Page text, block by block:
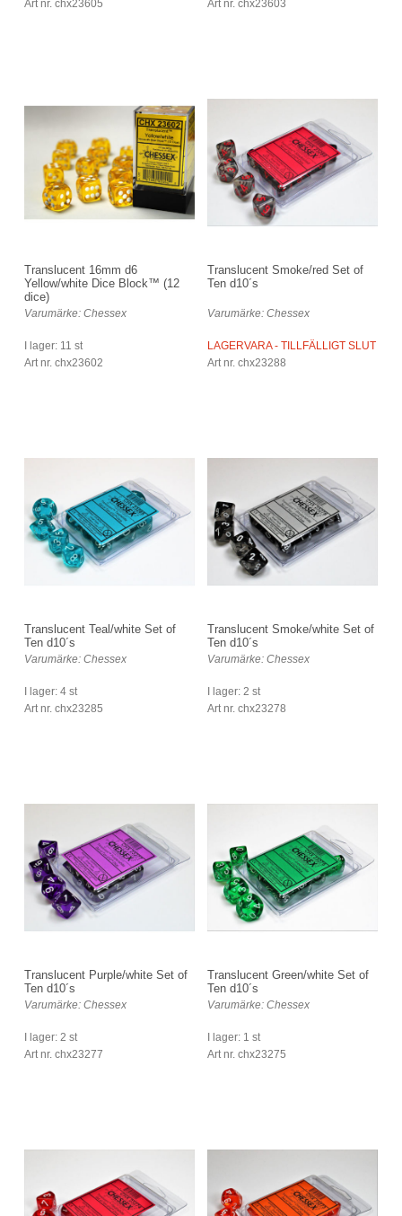
Art nr. chx23605 Art nr. chx23603
Translucent 16mm d6
Yellow/white Dice Block™ (12
dice)
Varumärke: Chessex
I lager: 11 st
Art nr. chx23602
Translucent Smoke/red Set of
Ten d10´s
Varumärke: Chessex
LAGERVARA - TILLFÄLLIGT SLUT
Art nr. chx23288
Translucent Teal/white Set of
Ten d10´s
Varumärke: Chessex
I lager: 4 st
Art nr. chx23285
Translucent Smoke/white Set of
Ten d10´s
Varumärke: Chessex
I lager: 2 st
Art nr. chx23278
Translucent Purple/white Set of
Ten d10´s
Varumärke: Chessex
I lager: 2 st
Art nr. chx23277
Translucent Green/white Set of
Ten d10´s
Varumärke: Chessex
I lager: 1 st
Art nr. chx23275